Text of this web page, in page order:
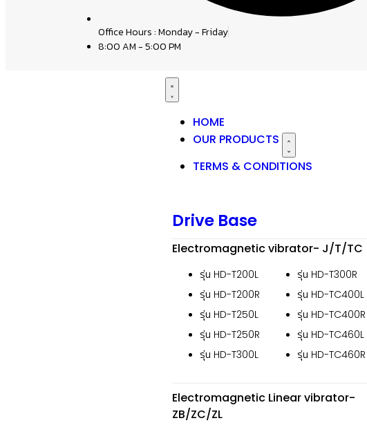
Office Hours : Monday - Friday
8:00 AM - 5:00 PM
HOME
OUR PRODUCTS
TERMS & CONDITIONS
Drive Base
Electromagnetic vibrator- J/T/TC
รุ่น HD-T200L
รุ่น HD-T200R
รุ่น HD-T250L
รุ่น HD-T250R
รุ่น HD-T300L
รุ่น HD-T300R
รุ่น HD-TC400L
รุ่น HD-TC400R
รุ่น HD-TC460L
รุ่น HD-TC460R
Electromagnetic Linear vibrator-
ZB/ZC/ZL